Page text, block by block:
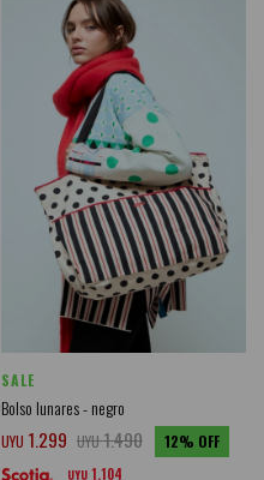
SALE
Bolso lunares - negro
UYU 1.299 UYU1.490 12
UYU 1.104